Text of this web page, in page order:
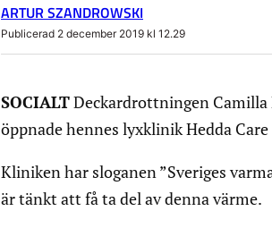
ARTUR SZANDROWSKI
Publicerad 2 december 2019 kl 12.29
SOCIALTDeckardrottningen
öppnade hennes lyxklinik Hedda
Kliniken har sloganen ”Sveriges
är tänkt att få ta del av denna värme.